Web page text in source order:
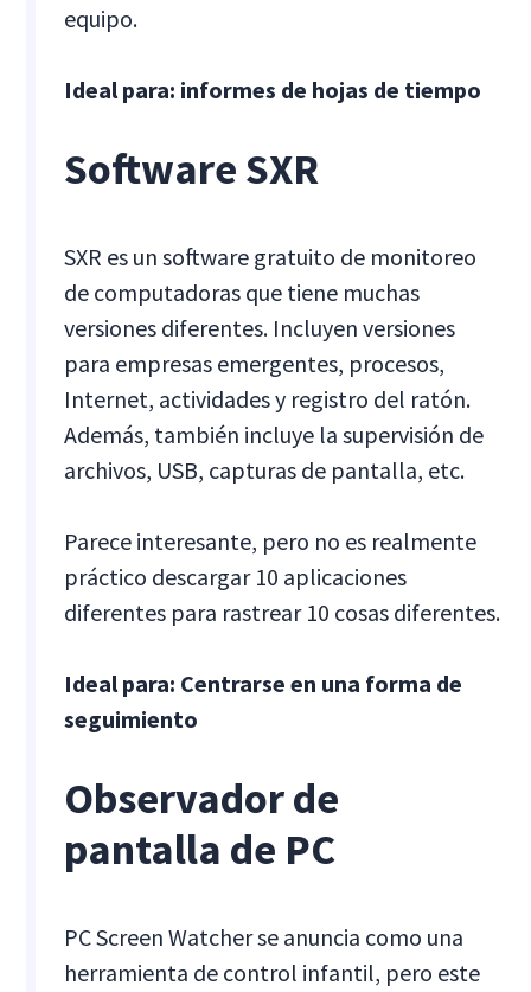
equipo. ‍
Ideal para: informes de hojas de tiempo
Software SXR
SXR es un software gratuito de monitoreo
de computadoras que tiene muchas
versiones diferentes. Incluyen versiones
para empresas emergentes, procesos,
Internet, actividades y registro del ratón.
Además, también incluye la supervisión de
archivos, USB, capturas de pantalla, etc.
Parece interesante, pero no es realmente
práctico descargar 10 aplicaciones
diferentes para rastrear 10 cosas diferentes.
Ideal para: Centrarse en una forma de
seguimiento
Observador de
pantalla de PC
PC Screen Watcher se anuncia como una
herramienta de control infantil, pero este